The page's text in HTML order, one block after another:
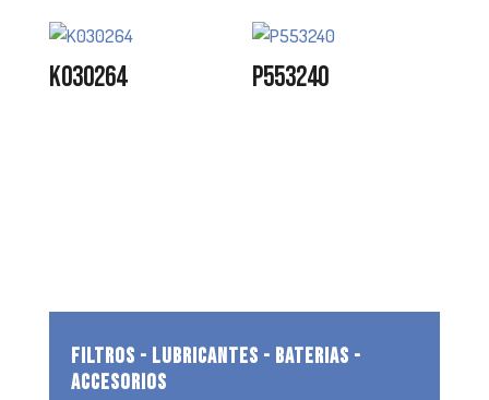
K030264 P553240
FILTROS - LUBRICANTES - BATERIAS -
ACCESORIOS